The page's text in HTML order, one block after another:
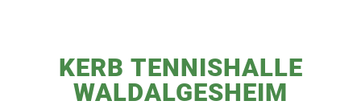
KERB TENNISHALLE
WALDALGESHEIM